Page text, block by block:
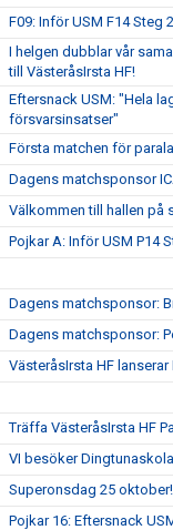
F09: Inför USM F14 Steg 2
I helgen dubblar vår
till VästeråsIrsta HF!
Eftersnack USM: "Hela
försvarsinsatser"
Första matchen för
Dagens matchsponsor
Välkommen till hallen på
Pojkar A: Inför USM P14
Dagens matchsponsor:
Dagens matchsponsor:
VästeråsIrsta HF
Träffa VästeråsIrsta HF
VI besöker
Superonsdag 25 oktober!
Pojkar 16: Eftersnack